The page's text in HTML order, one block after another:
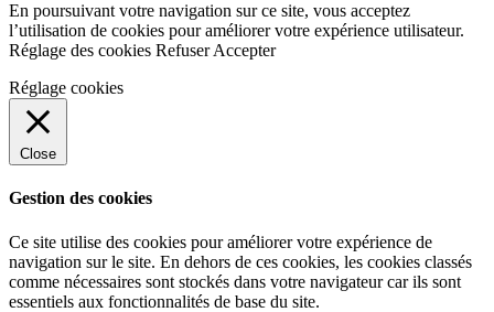
En poursuivant votre navigation sur ce site, vous acceptez
l’utilisation de cookies pour améliorer votre expérience utilisateur.
Réglage des cookies Refuser Accepter
Réglage cookies
Close
Gestion des cookies
Ce site utilise des cookies pour améliorer votre expérience de
navigation sur le site. En dehors de ces cookies, les cookies classés
comme nécessaires sont stockés dans votre navigateur car ils sont
essentiels aux fonctionnalités de base du site.